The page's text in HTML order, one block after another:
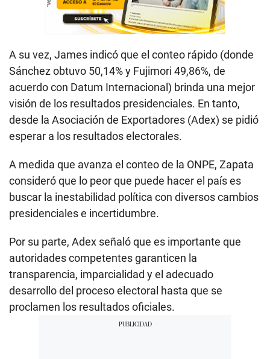
A su vez, James indicó que el conteo rápido (donde
Sánchez obtuvo 50,14% y Fujimori 49,86%, de
acuerdo con Datum Internacional) brinda una mejor
visión de los resultados presidenciales. En tanto,
desde la Asociación de Exportadores (Adex) se pidió
esperar a los resultados electorales.
A medida que avanza el conteo de la ONPE, Zapata
consideró que lo peor que puede hacer el país es
buscar la inestabilidad política con diversos cambios
presidenciales e incertidumbre.
Por su parte, Adex señaló que es importante que
autoridades competentes garanticen la
transparencia, imparcialidad y el adecuado
desarrollo del proceso electoral hasta que se
proclamen los resultados oficiales.